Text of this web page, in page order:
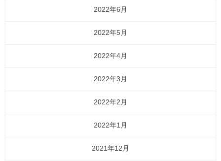
2022年6月
2022年5月
2022年4月
2022年3月
2022年2月
2022年1月
2021年12月